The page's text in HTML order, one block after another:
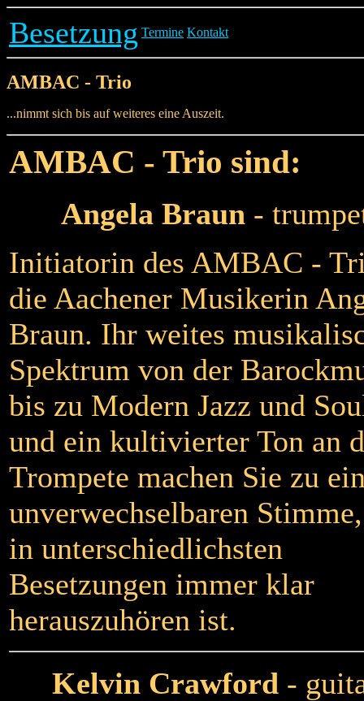
Besetzung Termine Kontakt
AMBAC - Trio
...nimmt sich bis auf weiteres eine Auszeit.
AMBAC - Trio sind:
Angela Braun-
Initiatorin des AMBAC -
die Aachener Musikerin
Braun. Ihr weites
Spektrum von der
bis zu Modern Jazz und
und ein kultivierter Ton an
Trompete machen Sie zu
unverwechselbaren
in unterschiedlichsten
Besetzungen immer klar
herauszuhören ist.
Kelvin Crawford-